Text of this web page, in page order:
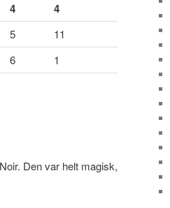
4
4
5 11
6 1
Den var helt magisk,